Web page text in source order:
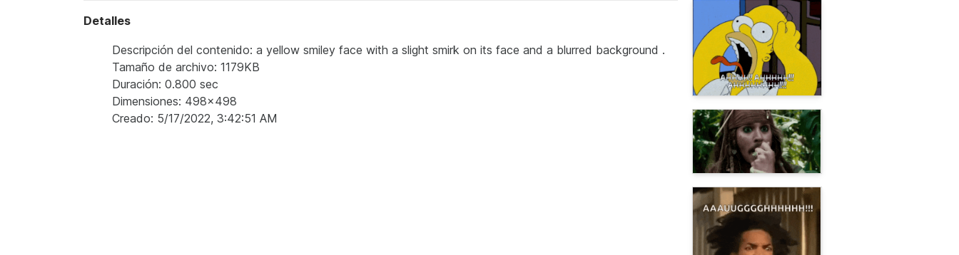
Detalles
Descripción del contenido: a yellow smiley face with a slight smirk on its face and a blurred background .
Tamaño de archivo: 1179KB
Duración: 0.800 sec
Dimensiones: 498x498
Creado: 5/17/2022, 3:42:51 AM